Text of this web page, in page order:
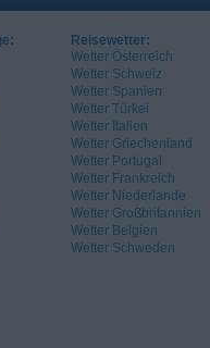
Reisewetter:
Wetter Österreich
Wetter Schweiz
Wetter Spanien
Wetter Türkei
Wetter Italien
Wetter Griechenland
Wetter Portugal
Wetter Frankreich
Wetter Niederlande
Wetter Großbritannien
Wetter Belgien
Wetter Schweden